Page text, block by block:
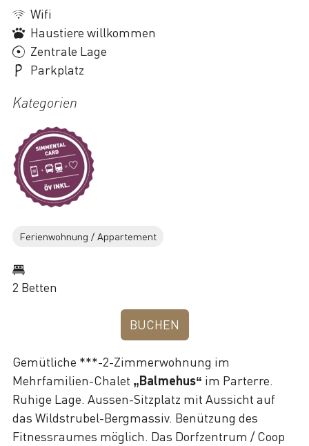
Wifi
Haustiere willkommen
Zentrale Lage
Parkplatz
Kategorien
Ferienwohnung / Appartement
2 Betten
BUCHEN
Gemütliche ***-2-Zimmerwohnung im
Mehrfamilien-Chalet „Balmehus“ im Parterre.
Ruhige Lage. Aussen-Sitzplatz mit Aussicht auf
das Wildstrubel-Bergmassiv. Benützung des
Fitnessraumes möglich. Das Dorfzentrum / Coop